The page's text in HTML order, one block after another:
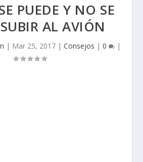
PUEDE Y NO SE
AL AVIÓN
| Mar 25, 2017 | Consejos | 0 |